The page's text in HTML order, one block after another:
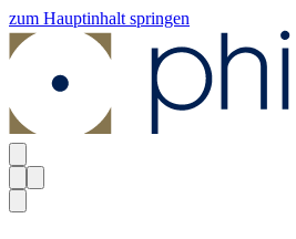
zum Hauptinhalt springen